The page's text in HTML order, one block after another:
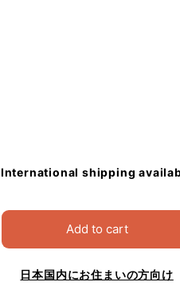
International shipping
Add to cart
日本国内にお住まいの方向け